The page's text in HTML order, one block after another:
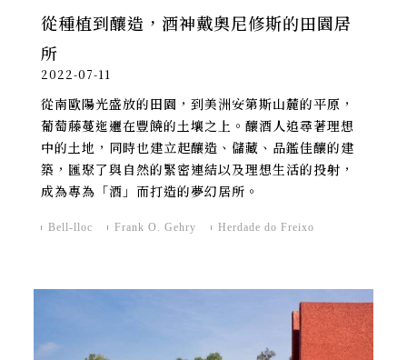
從種植到釀造，酒神戴奧尼修斯的田園居
所
2022-07-11
從南歐陽光盛放的田園，到美洲安第斯山麓的平原，
葡萄藤蔓迤邐在豐饒的土壤之上。釀酒人追尋著理想
中的土地，同時也建立起釀造、儲藏、品鑑佳釀的建
築，匯聚了與自然的緊密連結以及理想生活的投射，
成為專為「酒」而打造的夢幻居所。
Bell-lloc Frank O. Gehry Herdade do Freixo